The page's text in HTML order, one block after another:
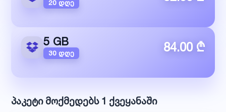
20 დღე
5 GB
30 დღე 84.00 ₾
პაკეტი მოქმედებს 1 ქვეყანაში